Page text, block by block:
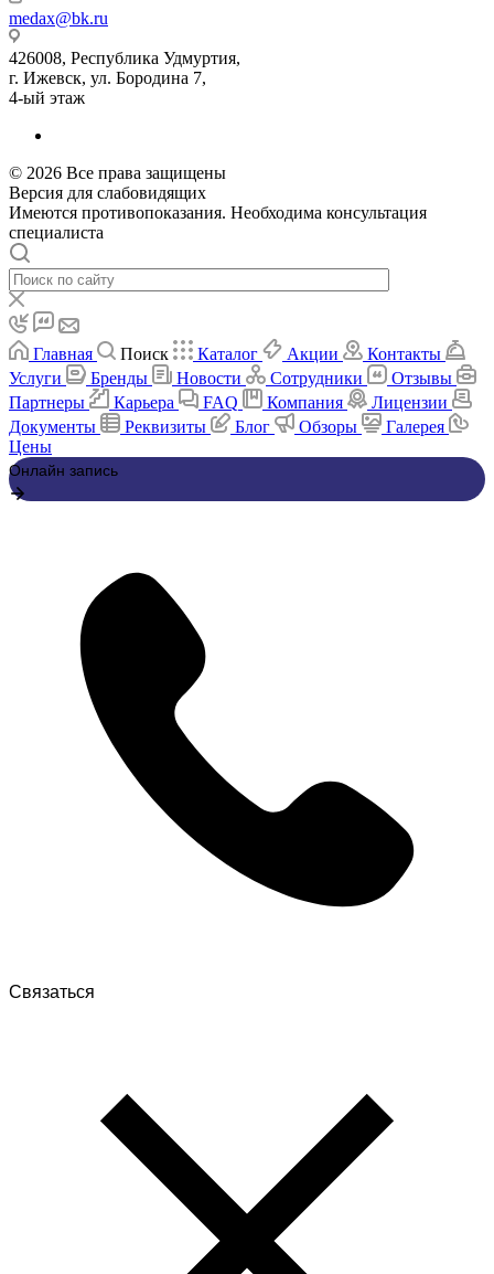
medax@bk.ru
426008, Республика Удмуртия,
г. Ижевск, ул. Бородина 7,
4-ый этаж
© 2026 Все права защищены
Версия для слабовидящих
Имеются противопоказания. Необходима консультация
специалиста
Главная Поиск Каталог Акции
Контакты
Услуги
Бренды Новости Сотрудники
Отзывы
Партнеры
Карьера FAQ Компания
Лицензии
Документы
Реквизиты Блог Обзоры
Галерея
Цены